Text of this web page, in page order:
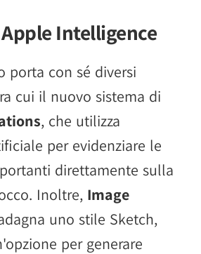
Intelligence
porta con sé diversi
cui il nuovo sistema di
, che utilizza
per evidenziare le
direttamente sulla
Inoltre, Image
uno stile Sketch,
per generare